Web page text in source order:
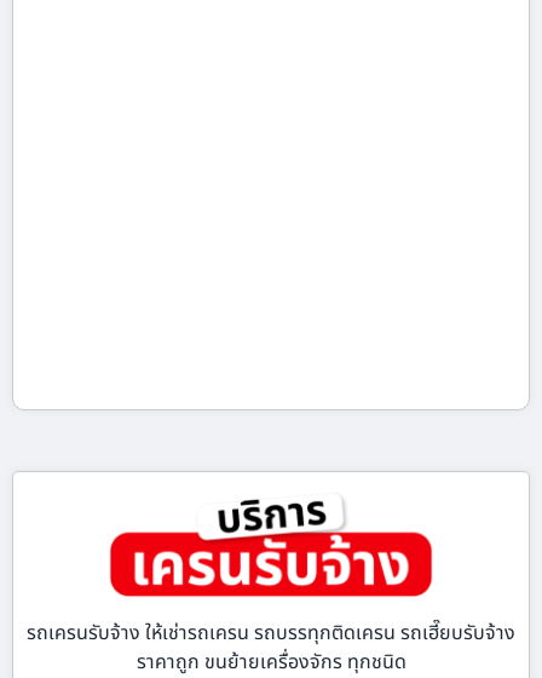
รถเครนรับจ้าง ให้เช่ารถเครน รถบรรทุกติดเครน รถเฮี๊ยบรับจ้าง
ราคาถูก ขนย้ายเครื่องจักร ทุกชนิด